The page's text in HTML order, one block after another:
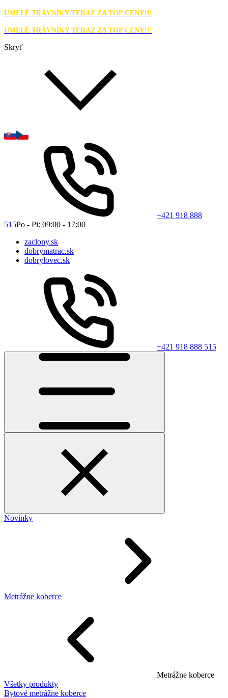
UMELÉ TRÁVNIKY TERAZ ZA TOP CENY!!!
UMELÉ TRÁVNIKY TERAZ ZA TOP CENY!!!
Skryť
+421 918 888
515Po - Pi: 09:00 - 17:00
zaclony.sk
dobrymatrac.sk
dobrylovec.sk
+421 918 888 515
Novinky
Metrážne koberce
Metrážne koberce
Všetky produkty
Bytové metrážne koberce